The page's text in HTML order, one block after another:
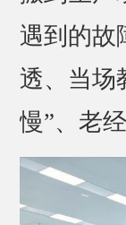
遇到的故
透、当场
慢”、老